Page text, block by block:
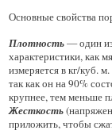
Основные свойства
Плотность— один из
характеристики, как
измеряется в кг/куб.
так как он на 90%
крупнее, тем меньше
Жесткость
приложить, чтобы